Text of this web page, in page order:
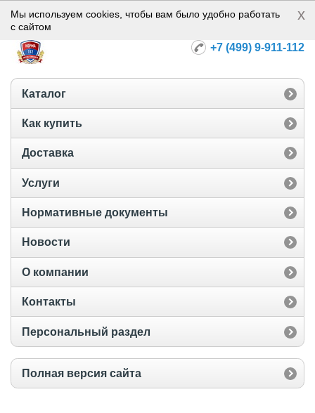
Норма-112
+7 (499) 9-911-112
Каталог
Как купить
Доставка
Услуги
Нормативные документы
Новости
О компании
Контакты
Персональный раздел
Полная версия сайта
Мы используем cookies, чтобы вам было удобно работать
с сайтом
x